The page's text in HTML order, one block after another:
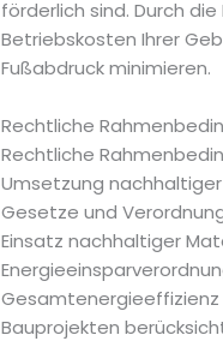
förderlich sind. Durch
Betriebskosten Ihrer
Fußabdruck minimieren.
Rechtliche
Rechtliche
Umsetzung
Gesetze und
Einsatz nachhaltiger
Gesamtenergieeffizienz
Bauprojekten